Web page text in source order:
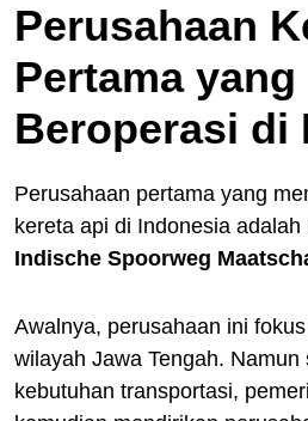
Perusahaan
Pertama yang
Beroperasi di
Perusahaan pertama yang
kereta api di Indonesia adalah
Indische Spoorweg
Awalnya, perusahaan ini
wilayah Jawa Tengah.
kebutuhan transportasi,